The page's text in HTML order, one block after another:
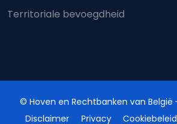
Territoriale bevoegdheid
© Hoven en Rechtbanken van België
Disclaimer
Privacy Cookiebeleid